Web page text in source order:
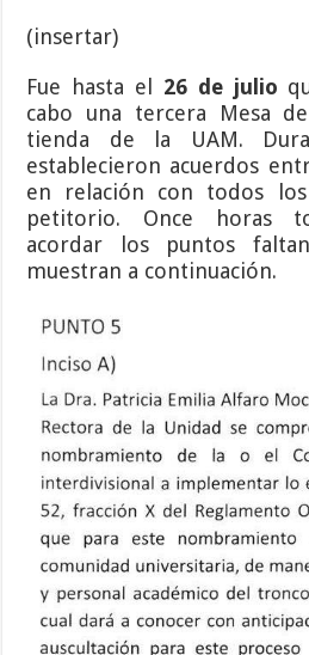
(insertar)
Fue hasta el 26 de julio
cabo una tercera Mesa
tienda de la UAM.
establecieron acuerdos
en relación con todos
petitorio. Once horas
acordar los puntos
muestran a continuación.